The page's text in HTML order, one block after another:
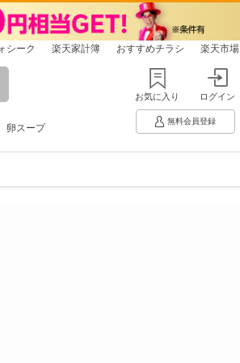
シーク 楽天家計簿 おすすめチラシ 楽天市場
卵スープ
お気に入り ログイン
無料会員登録